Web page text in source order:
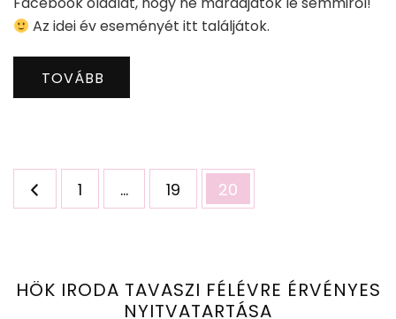
Az idei év eseményét itt találjátok.
TOVÁBB
Bejegyzések
lapozása
Oldal
1 … Oldal
19 Oldal
20
HÖK IRODA TAVASZI FÉLÉVRE ÉRVÉNYES
NYITVATARTÁSA